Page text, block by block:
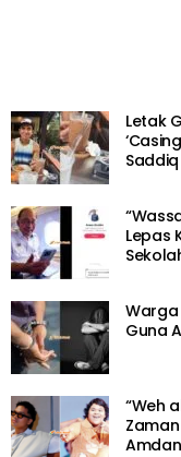
Letak
Saddiq
Lepas
Warga
Guna
“Weh
Amdan